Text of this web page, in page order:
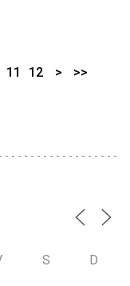
11 12 > >>
S D